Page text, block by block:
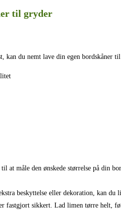
til gryder
kan du nemt lave din egen bordskåner
at måle den ønskede størrelse på din
beskyttelse eller dekoration, kan du
fastgjort sikkert. Lad limen tørre helt,